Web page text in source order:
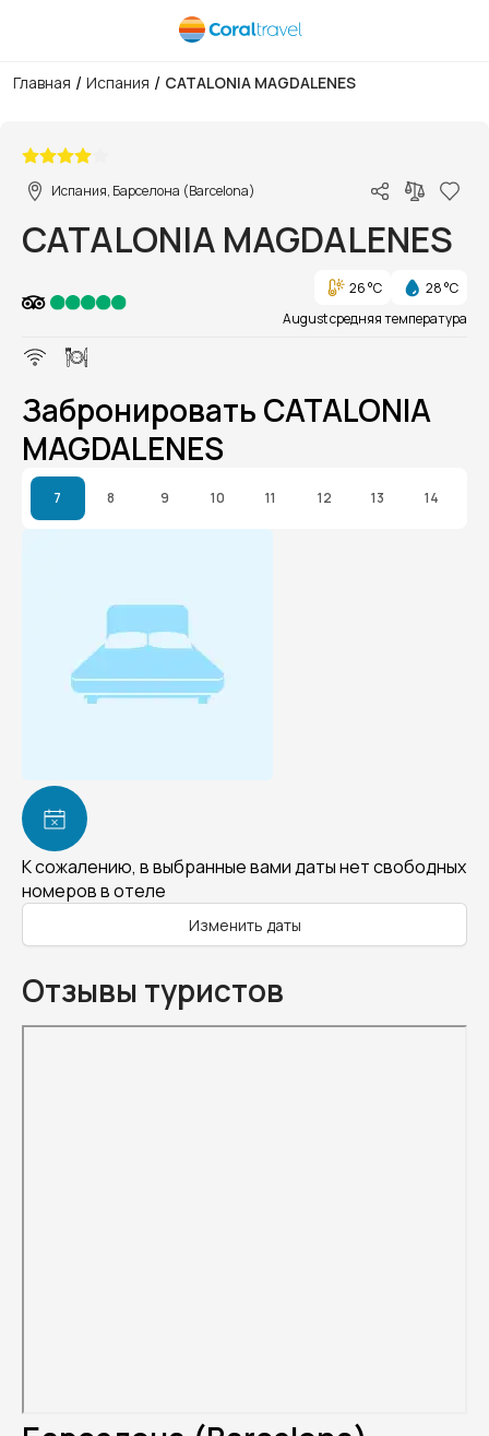
Главная / Испания / CATALONIA MAGDALENES
Испания, Барселона (Barcelona)
CATALONIA MAGDALENES
26 °C
28 °C
August средняя температура
Забронировать CATALONIA
MAGDALENES
7 8 9 10 11 12 13 14
К сожалению, в выбранные вами даты нет свободных
номеров в отеле
Изменить даты
Отзывы туристов